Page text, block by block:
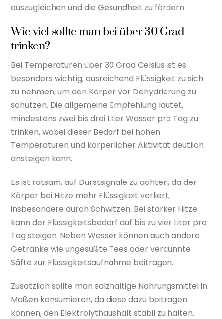
auszugleichen und die Gesundheit zu fördern.
Wie viel sollte man bei über 30 Grad
trinken?
Bei Temperaturen über 30 Grad Celsius ist es
besonders wichtig, ausreichend Flüssigkeit zu sich
zu nehmen, um den Körper vor Dehydrierung zu
schützen. Die allgemeine Empfehlung lautet,
mindestens zwei bis drei Liter Wasser pro Tag zu
trinken, wobei dieser Bedarf bei hohen
Temperaturen und körperlicher Aktivität deutlich
ansteigen kann.
Es ist ratsam, auf Durstsignale zu achten, da der
Körper bei Hitze mehr Flüssigkeit verliert,
insbesondere durch Schwitzen. Bei starker Hitze
kann der Flüssigkeitsbedarf auf bis zu vier Liter pro
Tag steigen. Neben Wasser können auch andere
Getränke wie ungesüßte Tees oder verdünnte
Säfte zur Flüssigkeitsaufnahme beitragen.
Zusätzlich sollte man salzhaltige Nahrungsmittel in
Maßen konsumieren, da diese dazu beitragen
können, den Elektrolythaushalt stabil zu halten.